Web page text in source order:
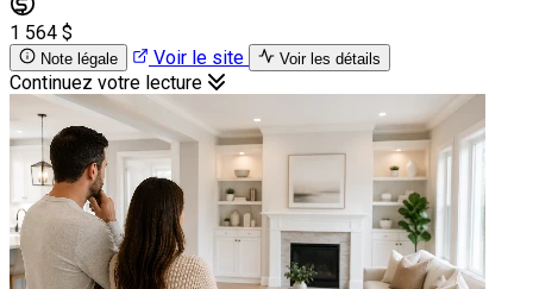
1 564 $
Note légale Voir le site Voir les détails
Continuez votre lecture